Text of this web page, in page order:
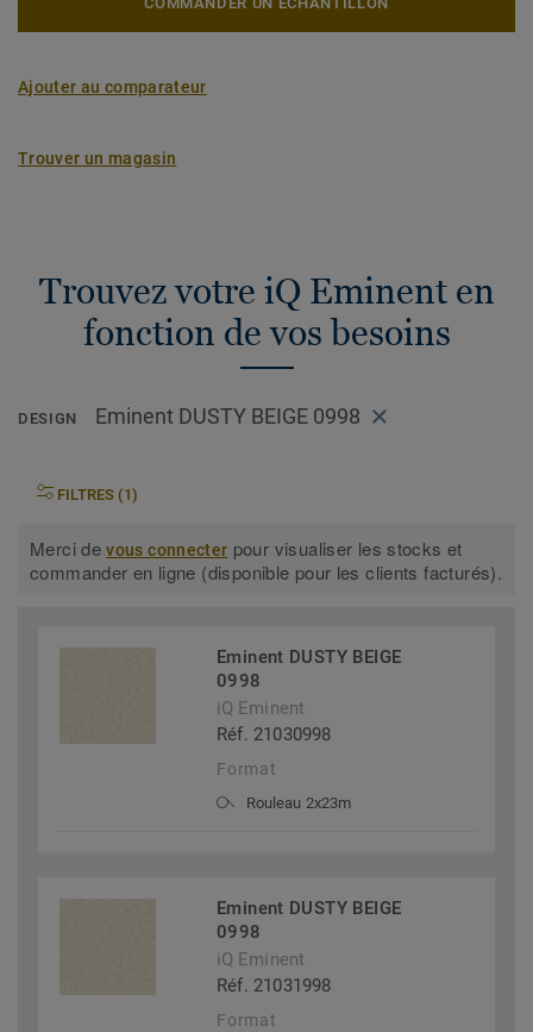
Ajouter au comparateur
Trouver un magasin
Trouvez votre iQ Eminent en
fonction de vos besoins
DESIGN Eminent DUSTY BEIGE 0998
FILTRES (1)
Merci devous connecter pour visualiser les stocks et
commander en ligne (disponible pour les clients facturés).
Eminent DUSTY BEIGE
0998
iQ Eminent
Réf. 21030998
Format
Rouleau 2x23m
Eminent DUSTY BEIGE
0998
iQ Eminent
Réf. 21031998
Format